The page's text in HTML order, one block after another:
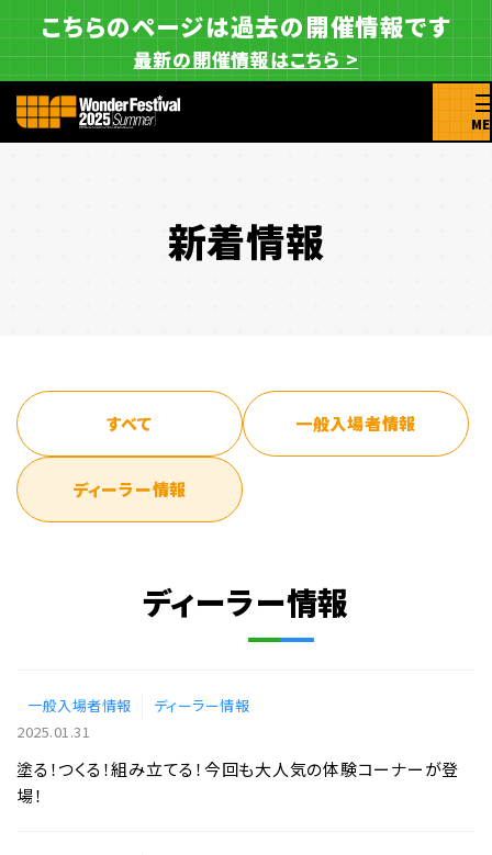
こちらのページは過去の開催情報です
最新の開催情報はこちら >
新着情報
すべて 一般入場者情報
ディーラー情報
ディーラー情報
一般入場者情報
ディーラー情報
2025.01.31
塗る！つくる！組み立てる！今回も大人気の体験コーナーが登
場！